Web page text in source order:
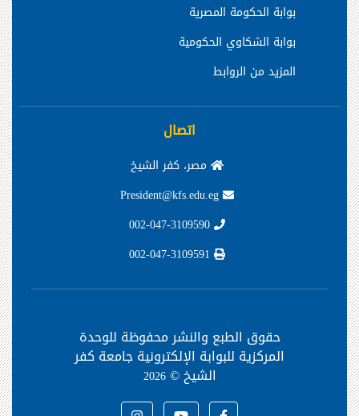
بوابة الحكومة المصرية
بوابة الشكاوي الحكومية
المزيد من الروابط
اتصال
مصر، كفر الشيخ
حقوق الطبع والنشر محفوظة للوحدة
المركزية للبوابة الإلكترونية جامعة كفر
الشيخ ©2026